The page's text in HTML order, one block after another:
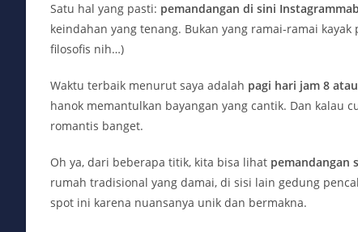
Satu hal yang pasti: pemandangan di sini
keindahan yang tenang. Bukan yang ramai-ramai
filosofis nih…)
Waktu terbaik menurut saya adalah pagi hari jam 8
hanok memantulkan bayangan yang cantik. Dan kalau
romantis banget.
Oh ya, dari beberapa titik, kita bisa lihat pemandangan
rumah tradisional yang damai, di sisi lain gedung
spot ini karena nuansanya unik dan bermakna.